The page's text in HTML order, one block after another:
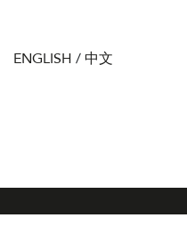
ENGLISH /中文